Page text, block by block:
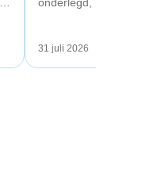
Ook de nazorg is
31 juli 2026